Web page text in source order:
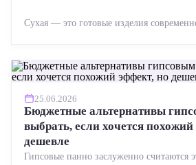
Сухая — это готовые изделия
25.06.2026
Бюджетные альтернативы
выбрать, если хочется
дешевле
Гипсовые панно заслуженно считаются